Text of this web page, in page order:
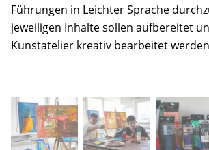
Führungen in Leichter Sprache
jeweiligen Inhalte sollen aufbereitet
Kunstatelier kreativ bearbeitet